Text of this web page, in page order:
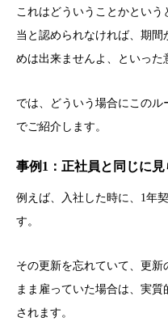
これはどういうことかとい
当と認められなければ、期
めは出来ませんよ、といった
では、どういう場合にこのル
でご紹介します。
事例1：正社員と同じに
例えば、入社した時に、1年
す。
その更新を忘れていて、更
まま雇っていた場合は、実
されます。